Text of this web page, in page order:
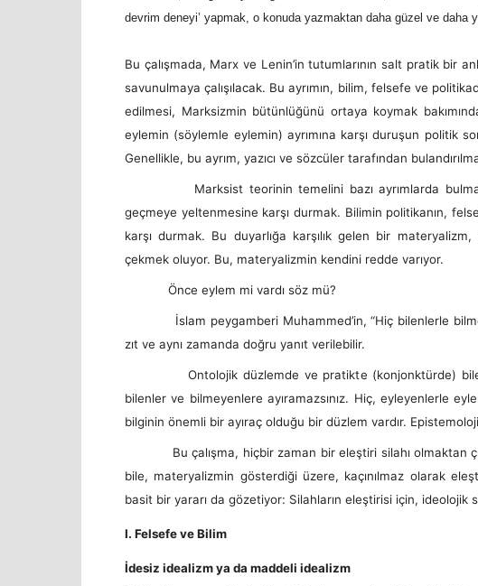
devrim deneyi’ yapmak, o konuda yazmaktan daha güzel ve daha
Bu çalışmada, Marx ve Lenin’in tutumlarının salt pratik bir
savunulmaya çalışılacak. Bu ayrımın, bilim, felsefe ve
edilmesi, Marksizmin bütünlüğünü ortaya koymak
eylemin (söylemle eylemin) ayrımına karşı duruşun politik
Genellikle, bu ayrım, yazıcı ve sözcüler tarafından
Marksist teorinin temelini bazı ayrımlarda bulmak.
geçmeye yeltenmesine karşı durmak. Bilimin politikanın,
karşı durmak. Bu duyarlığa karşılık gelen bir
çekmek oluyor. Bu, materyalizmin kendini redde varıyor.
Önce eylem mi vardı söz mü?
İslam peygamberi Muhammed’in, “Hiç bilenlerle
zıt ve aynı zamanda doğru yanıt verilebilir.
Ontolojik düzlemde ve pratikte (konjonktürde) bilen
bilenler ve bilmeyenlere ayıramazsınız. Hiç, eyleyenlerle
bilginin önemli bir ayıraç olduğu bir düzlem vardır.
Bu çalışma, hiçbir zaman bir eleştiri silahı olmaktan
bile, materyalizmin gösterdiği üzere, kaçınılmaz olarak
basit bir yararı da gözetiyor: Silahların eleştirisi için, ideolojik
I. Felsefe ve Bilim
İdesiz idealizm ya da maddeli idealizm